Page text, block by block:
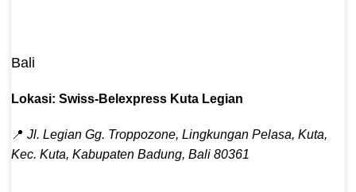
Bali
Lokasi: Swiss-Belexpress Kuta Legian
📍 Jl. Legian Gg. Troppozone, Lingkungan Pelasa, Kuta,
Kec. Kuta, Kabupaten Badung, Bali 80361